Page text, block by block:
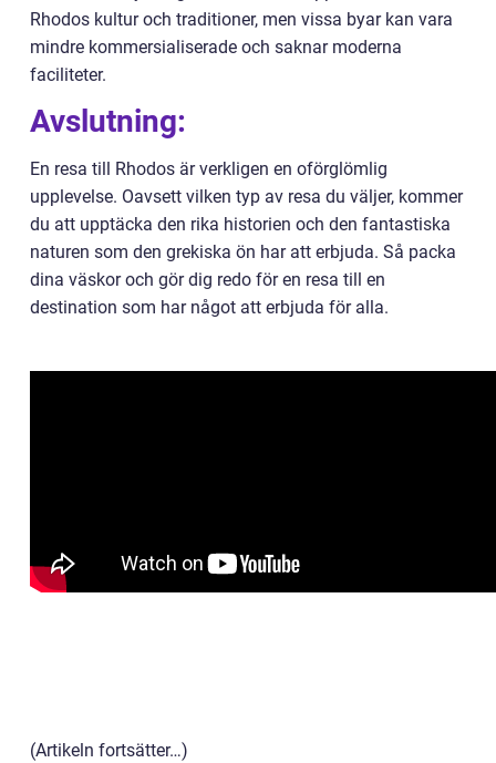
Rhodos kultur och traditioner, men vissa byar kan vara
mindre kommersialiserade och saknar moderna
faciliteter.
Avslutning:
En resa till Rhodos är verkligen en oförglömlig
upplevelse. Oavsett vilken typ av resa du väljer, kommer
du att upptäcka den rika historien och den fantastiska
naturen som den grekiska ön har att erbjuda. Så packa
dina väskor och gör dig redo för en resa till en
destination som har något att erbjuda för alla.
(Artikeln fortsätter…)